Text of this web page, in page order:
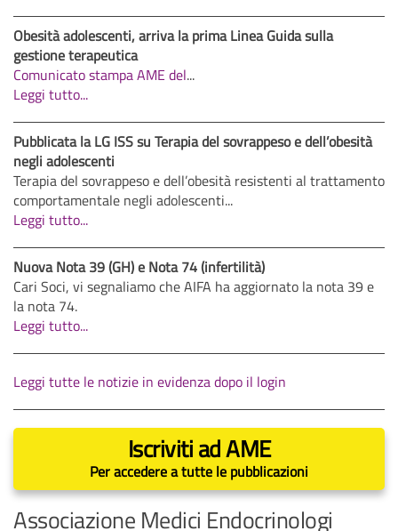
Obesità adolescenti, arriva la prima Linea Guida sulla
gestione terapeutica
Comunicato stampa AME del...
Leggi tutto...
Pubblicata la LG ISS su Terapia del sovrappeso e dell’obesità
negli adolescenti
Terapia del sovrappeso e dell’obesità resistenti al trattamento
comportamentale negli adolescenti...
Leggi tutto...
Nuova Nota 39 (GH) e Nota 74 (infertilità)
Cari Soci, vi segnaliamo che AIFA ha aggiornato la nota 39 e
la nota 74.
Leggi tutto...
Leggi tutte le notizie in evidenza dopo il login
Iscriviti ad AME
Per accedere a tutte le pubblicazioni
Associazione Medici Endocrinologi